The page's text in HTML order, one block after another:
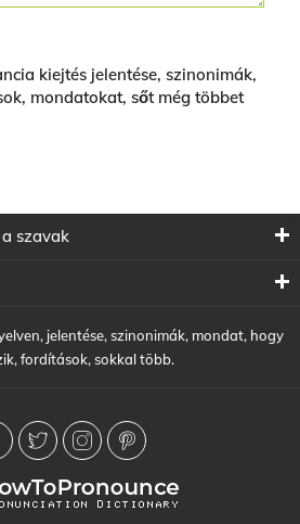
kiejtés jelentése, szinonimák,
mondatokat, sőt még többet
szavak
jelentése, szinonimák, mondat, hogy
fordítások, sokkal több.